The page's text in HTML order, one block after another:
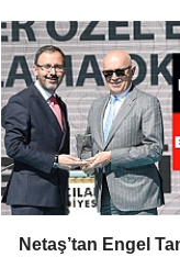
Netaş’tan Engel